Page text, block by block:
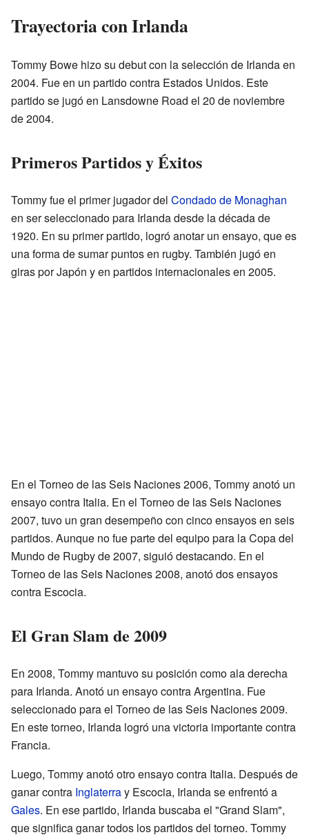
Trayectoria con Irlanda
Tommy Bowe hizo su debut con la selección de Irlanda en
2004. Fue en un partido contra Estados Unidos. Este
partido se jugó en Lansdowne Road el 20 de noviembre
de 2004.
Primeros Partidos y Éxitos
Tommy fue el primer jugador del Condado de Monaghan
en ser seleccionado para Irlanda desde la década de
1920. En su primer partido, logró anotar un ensayo, que es
una forma de sumar puntos en rugby. También jugó en
giras por Japón y en partidos internacionales en 2005.
En el Torneo de las Seis Naciones 2006, Tommy anotó un
ensayo contra Italia. En el Torneo de las Seis Naciones
2007, tuvo un gran desempeño con cinco ensayos en seis
partidos. Aunque no fue parte del equipo para la Copa del
Mundo de Rugby de 2007, siguió destacando. En el
Torneo de las Seis Naciones 2008, anotó dos ensayos
contra Escocia.
El Gran Slam de 2009
En 2008, Tommy mantuvo su posición como ala derecha
para Irlanda. Anotó un ensayo contra Argentina. Fue
seleccionado para el Torneo de las Seis Naciones 2009.
En este torneo, Irlanda logró una victoria importante contra
Francia.
Luego, Tommy anotó otro ensayo contra Italia. Después de
ganar contra Inglaterray Escocia, Irlanda se enfrentó a
Gales. En ese partido, Irlanda buscaba el "Grand Slam",
que significa ganar todos los partidos del torneo. Tommy